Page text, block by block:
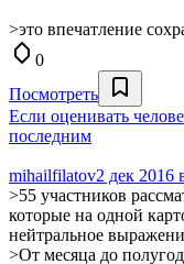
>это впечатление
0
Посмотреть
Если оценивать
последним
mihailfilatov2 дек 2016
>55 участников
которые на одной
нейтральное
>От месяца до